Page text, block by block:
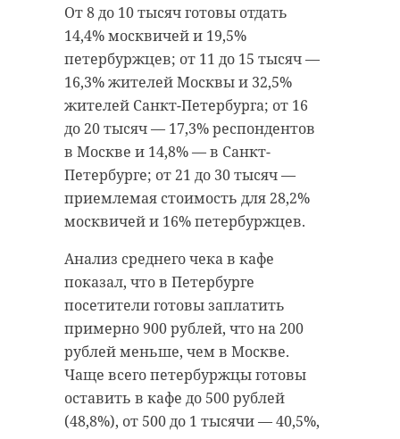
От 8 до 10 тысяч готовы отдать
14,4% москвичей и 19,5%
петербуржцев; от 11 до 15 тысяч —
16,3% жителей Москвы и 32,5%
жителей Санкт-Петербурга; от 16
до 20 тысяч — 17,3% респондентов
в Москве и 14,8% — в Санкт-
Петербурге; от 21 до 30 тысяч —
приемлемая стоимость для 28,2%
москвичей и 16% петербуржцев.
Анализ среднего чека в кафе
показал, что в Петербурге
посетители готовы заплатить
примерно 900 рублей, что на 200
рублей меньше, чем в Москве.
Чаще всего петербуржцы готовы
оставить в кафе до 500 рублей
(48,8%), от 500 до 1 тысячи — 40,5%,